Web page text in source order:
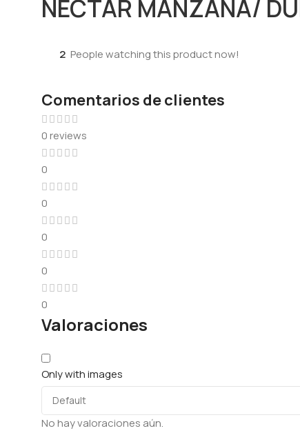
NECTAR MANZANA/
2 People watching this product now!
Comentarios de clientes
0 reviews
0
0
0
0
0
Valoraciones
Only with images
No hay valoraciones aún.